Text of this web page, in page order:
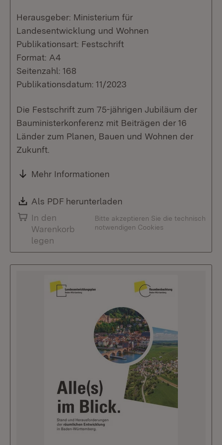
Herausgeber: Ministerium für
Landesentwicklung und Wohnen
Publikationsart: Festschrift
Format: A4
Seitenzahl: 168
Publikationsdatum: 11/2023
Die Festschrift zum 75-jährigen Jubiläum der
Bauministerkonferenz mit Beiträgen der 16
Länder zum Planen, Bauen und Wohnen der
Zukunft.
Mehr Informationen
Download:
Als PDF herunterladen
In den
Warenkorb
legen
Bitte akzeptieren Sie die technisch
notwendigen Cookies